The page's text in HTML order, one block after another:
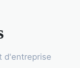
d'entreprise